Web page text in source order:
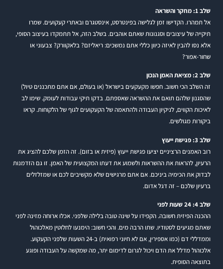
שלב 1: מחקר והשראה
אל תמהרו. הקדישו זמן לגלישה בפינטרסט, אינסטגרם ובאתרי קעקועים. שמרו
תיקייה של עיצובים וסגנונות שאתם אוהבים. בשלב הזה, אל תתמקדו בעיצוב הסופי,
אלא נסו להבין לאיזה כיוון כללי אתם נמשכים: ריאליזם? בלאקוורק? צבעוני או
שחור-אפור?
שלב 2: מציאת האמן הנכון
זה השלב הכי חשוב. חפשו מקעקעים בישראל (או בעולם, אם אתם מתכננים טיול)
שהסגנון שלהם תואם את ההשראה שאספתם. בדקו תיקי עבודות לעומק. שימו לב
לאיכות הקווים, לניקיון העבודה ולהתאמה של הקעקועים לגוף של הלקוחות. קראו
ביקורות מגולשים.
שלב 3: פגישת ייעוץ
רוב האמנים הרציניים יציעו פגישת ייעוץ (פיזית או בזום). זה הזמן שלכם להציג את
הרעיון, להראות את ההשראות ולשמוע את דעתו המקצועית של האמן. זו גם הזדמנות
לבדוק את הכימיה ביניכם. אם אתם מרגישים שלא מקשיבים לכם או שמזלזלים
ברעיון שלכם – זה דגל אדום.
שלב 4: 24 שעות לפני
ההכנה הפיזית חשובה. הקפידו על שינה טובה בלילה שלפני. אכלו ארוחה מזינה לפני
שאתם מגיעים לסטודיו. שתו הרבה מים. והכי חשוב: הימנעו לחלוטין מאלכוהול
וממדללי דם (כמו אספירין, אם לא חיוני רפואית) ב-24 השעות שלפני הקעקוע.
אלכוהול מדלל את הדם ויכול לגרום לדימום יתר, מה שמקשה על העבודה ופוגע
בתוצאה הסופית.